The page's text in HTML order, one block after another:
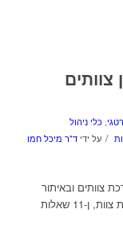
כלי ניהול
/ על ידי ד"ר מיכל חמו
צוותים ובאיתור
יכולות מנהיגות בארגון: חמישה פרמטרים להערכת צוות, ן-11 שאלות